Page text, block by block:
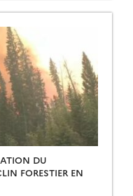
façon […]
DU
FORESTIER EN